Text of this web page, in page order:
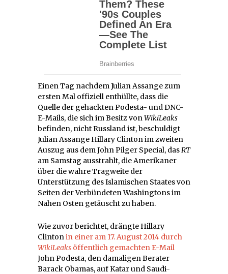
Einen Tag nachdem Julian Assange zum
ersten Mal offiziell enthüllte, dass die
Quelle der gehackten Podesta- und DNC-
E-Mails, die sich im Besitz vonWikiLeaks
befinden, nicht Russland ist, beschuldigt
Julian Assange Hillary Clinton im zweiten
Auszug aus dem John Pilger Special, dasRT
am Samstag ausstrahlt, die Amerikaner
über die wahre Tragweite der
Unterstützung des Islamischen Staates von
Seiten der Verbündeten Washingtons im
Nahen Osten getäuscht zu haben.
Wie zuvor berichtet, drängte Hillary
Clintonin einer am 17. August 2014 durch
WikiLeaks öffentlich gemachten E-Mail
John Podesta, den damaligen Berater
Barack Obamas, auf Katar und Saudi-